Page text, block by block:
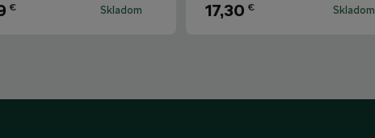
€ Skladom 17,30 € Skladom